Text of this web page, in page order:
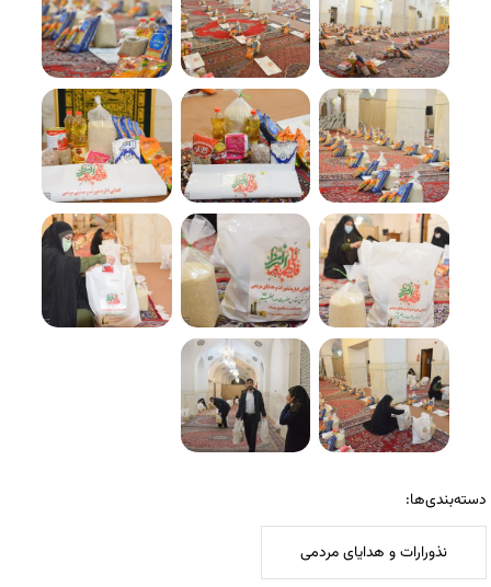
دسته‌بندی‌ها:
نذورارات و هدایای مردمی